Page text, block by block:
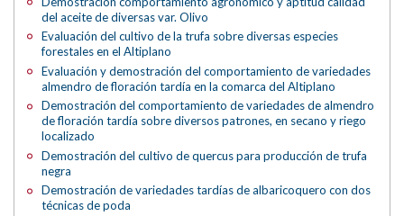
del aceite de diversas var. Olivo
Evaluación del cultivo de la trufa sobre diversas especies
forestales en el Altiplano
Evaluación y demostración del comportamiento de variedades
almendro de floración tardía en la comarca del Altiplano
Demostración del comportamiento de variedades de almendro
de floración tardía sobre diversos patrones, en secano y riego
localizado
Demostración del cultivo de quercus para producción de trufa
negra
Demostración de variedades tardías de albaricoquero con dos
técnicas de poda